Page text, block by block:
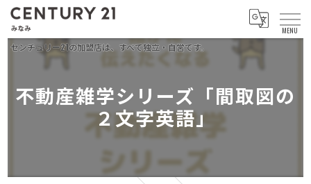
不動産雑学シリーズ「間取図の
２文字英語」